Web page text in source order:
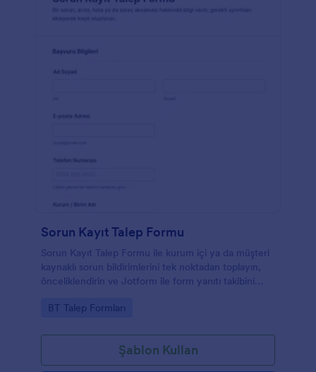
Sorun Kayıt Talep Formu
Sorun Kayıt Talep Formu ile kurum içi ya da müşteri
kaynaklı sorun bildirimlerini tek noktadan toplayın,
önceliklendirin ve Jotform ile form yanıtı takibini
Go to Category:
BT Talep Formları
Şablon Kullan